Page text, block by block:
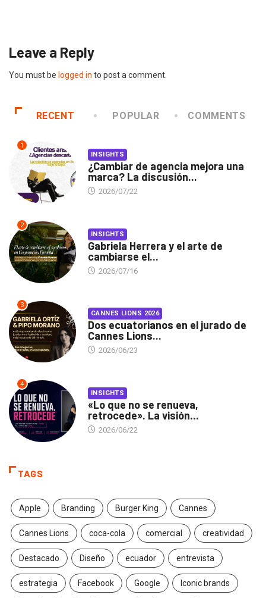
Leave a Reply
You must be logged in to post a comment.
RECENT POPULAR COMMENTS
1
INSIGHTS
¿Cambiar de agencia mejora una
marca? La discusión...
2026/07/22
2
INSIGHTS
Gabriela Herrera y el arte de
cambiarse el...
2026/07/16
3
CANNES LIONS 2026
Dos ecuatorianos en el jurado de
Cannes Lions...
2026/06/23
4
INSIGHTS
«Lo que no se renueva,
retrocede». La visión...
2026/06/22
TAGS
Apple Branding Burger King Cannes
Cannes Lions coca-cola comercial creatividad
Destacado Diseño ecuador entrevista
estrategia Facebook Google Iconic brands